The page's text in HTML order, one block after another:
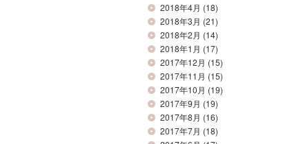
2018年4月 (18)
2018年3月 (21)
2018年2月 (14)
2018年1月 (17)
2017年12月 (15)
2017年11月 (15)
2017年10月 (19)
2017年9月 (19)
2017年8月 (16)
2017年7月 (18)